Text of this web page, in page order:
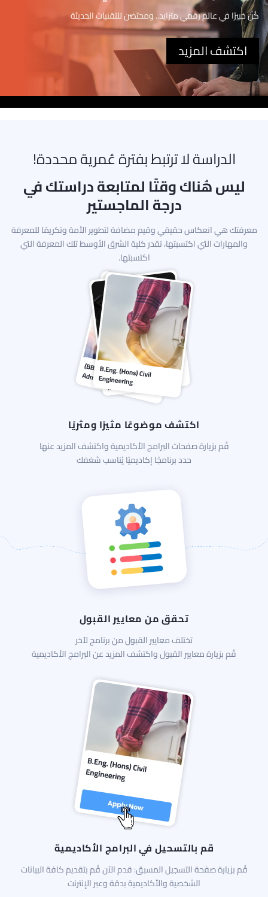
كُن خبيرًا في عالم رقمي متزايد.. ومحتضن للتقنيات الحديثة
اكتشف المزيد
الدراسة لا ترتبط بفترة عُمرية محددة!
ليس هُناك وقتًا لمتابعة دراستك في
درجة الماجستير
معرفتك هي انعكاس حقيقي وقيم مضافة لتطوير الأمة وتكريمًا للمعرفة
والمهارات التي اكتسبتها، تقدر كلية الشرق الأوسط تلك المعرفة التي
اكتسبتها.
اكتشف موضوعًا مثيرًا ومثريًا
قُم بزيارة صفحات البرامج الأكاديمية واكتشف المزيد عنها
حدد برنامجًا إكاديميًا يُناسب شغفك
تحقق من معايير القبول
تختلف معايير القبول من برنامج لآخر
قُم بزيارة معايير القبول واكتشف المزيد عن البرامج الأكاديمية
قم بالتسحيل في البرامج الأكاديمية
قُم بزيارة صفحة التسجيل المسبق: قدم الآن قُم بتقديم كافة البيانات
الشخصية والأكاديمية بدقة وعبر الإنترنت